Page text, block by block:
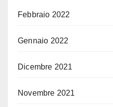
Febbraio 2022
Gennaio 2022
Dicembre 2021
Novembre 2021